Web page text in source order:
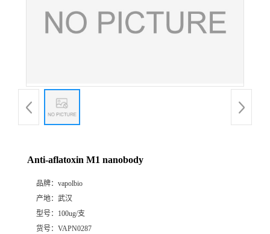
Anti-aflatoxin M1 nanobody
品牌： vapolbio
产地： 武汉
型号： 100ug/支
货号： VAPN0287